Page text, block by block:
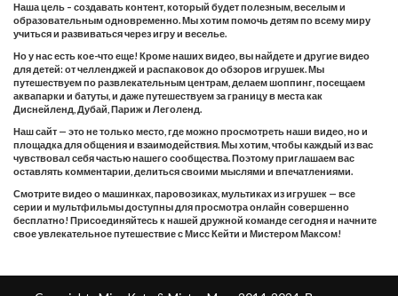
Наша цель – создавать контент, который будет полезным, веселым и
образовательным одновременно. Мы хотим помочь детям по всему миру
учиться и развиваться через игру и веселье.
Но у нас есть кое-что еще! Кроме наших видео, вы найдете и другие видео
для детей: от челленджей и распаковок до обзоров игрушек. Мы
путешествуем по развлекательным центрам, делаем шоппинг, посещаем
аквапарки и батуты, и даже путешествуем за границу в места как
Диснейленд, Дубай, Париж и Леголенд.
Наш сайт — это не только место, где можно просмотреть наши видео, но и
площадка для общения и взаимодействия. Мы хотим, чтобы каждый из вас
чувствовал себя частью нашего сообщества. Поэтому приглашаем вас
оставлять комментарии, делиться своими мыслями и впечатлениями.
Смотрите видео о машинках, паровозиках, мультиках из игрушек — все
серии и мультфильмы доступны для просмотра онлайн совершенно
бесплатно! Присоединяйтесь к нашей дружной команде сегодня и начните
свое увлекательное путешествие с Мисс Кейти и Мистером Максом!